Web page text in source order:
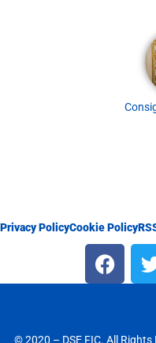
Privacy PolicyCookie Policy
© 2020 – DSE FIC. All Rights